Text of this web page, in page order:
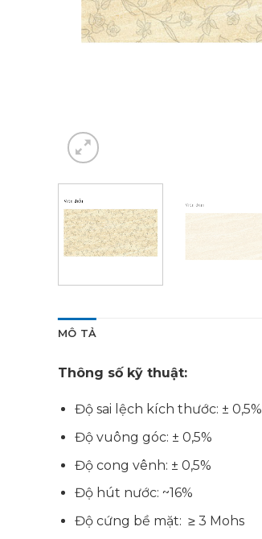
MÔ TẢ
Thông số kỹ thuật:
Độ sai lệch kích thước: ± 0,5%
Độ vuông góc: ± 0,5%
Độ cong vênh: ± 0,5%
Độ hút nước: ~16%
Độ cứng bề mặt: ≥ 3 Mohs